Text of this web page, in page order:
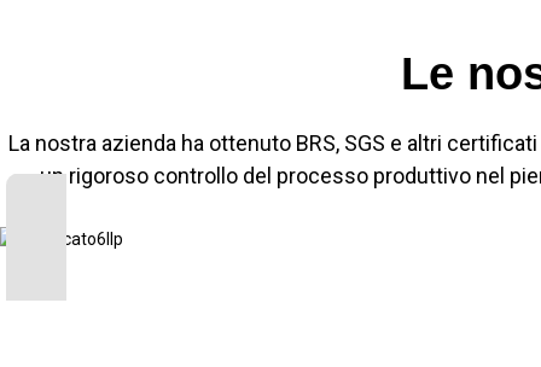
Le
La nostra azienda ha ottenuto BRS, SGS e altri
un rigoroso controllo del processo produttivo nel